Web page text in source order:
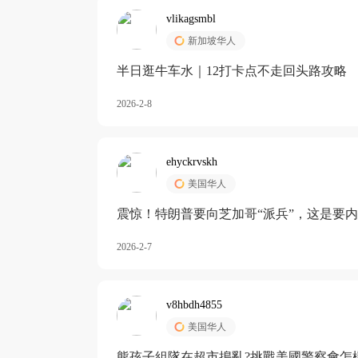
vlikagsmbl
新加坡华人
半日逛牛车水｜12打卡点不走回头路攻略
2026-2-8
ehyckrvskh
美国华人
震惊！特朗普要向芝加哥“派兵”，这是要
2026-2-7
v8hbdh4855
美国华人